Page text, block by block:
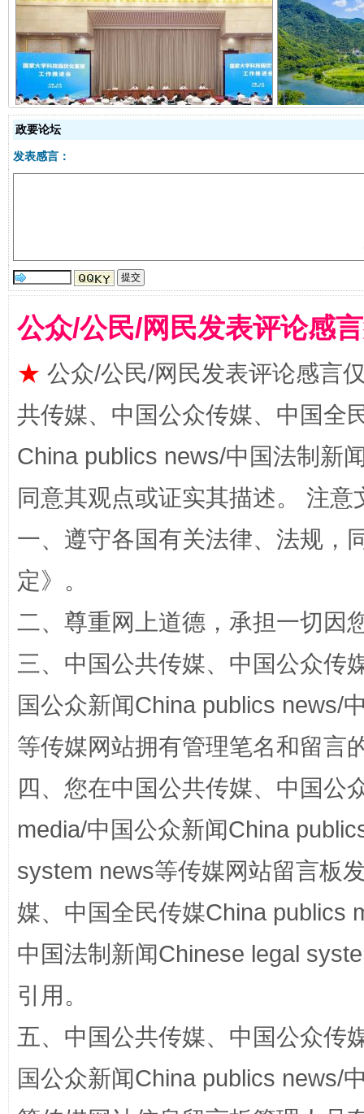
国家大学科技园优化重塑工作
完善运行机制助力责任有效落实 一纸欠
东山县通报“牛蛙产品抗生素超标问题” 法
千年窑火 生生不息 一
政要论坛
发表感言：
公众/公民/网民发表评论感
★ 公众/公民/网民发表评论感言
共传媒、中国公众传媒、中国全
China publics news/中国法制新
同意其观点或证实其描述。 注
一、遵守各国有关法律、法规，
定》。
二、尊重网上道德，承担一切因
三、中国公共传媒、中国公众传
国公众新闻China publics news/
等传媒网站拥有管理笔名和留言
四、您在中国公共传媒、中国公
media/中国公众新闻China
system news等传媒网站留言板
媒、中国全民传媒China publics
中国法制新闻Chinese legal
引用。
五、中国公共传媒、中国公众传
国公众新闻China publics news/